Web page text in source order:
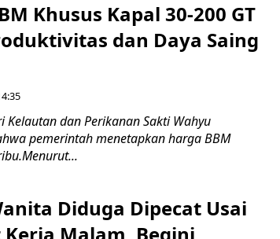
Khusus Kapal 30-200 GT
dan Daya Saing
Kelautan dan Perikanan Sakti Wahyu
pemerintah menetapkan harga BBM
Diduga Dipecat Usai
Malam, Begini